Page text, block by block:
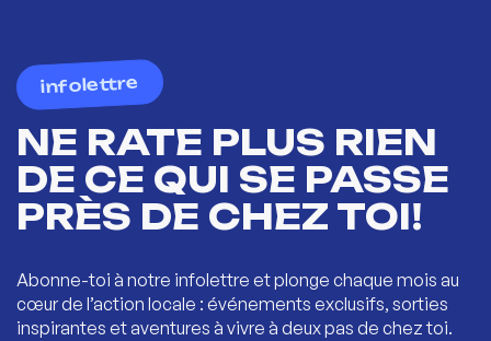
infolettre
NE RATE PLUS RIEN
DE CE QUI SE PASSE
PRÈS DE CHEZ TOI!
Abonne-toi à notre infolettre et plonge chaque mois au
cœur de l’action locale : événements exclusifs, sorties
inspirantes et aventures à vivre à deux pas de chez toi.